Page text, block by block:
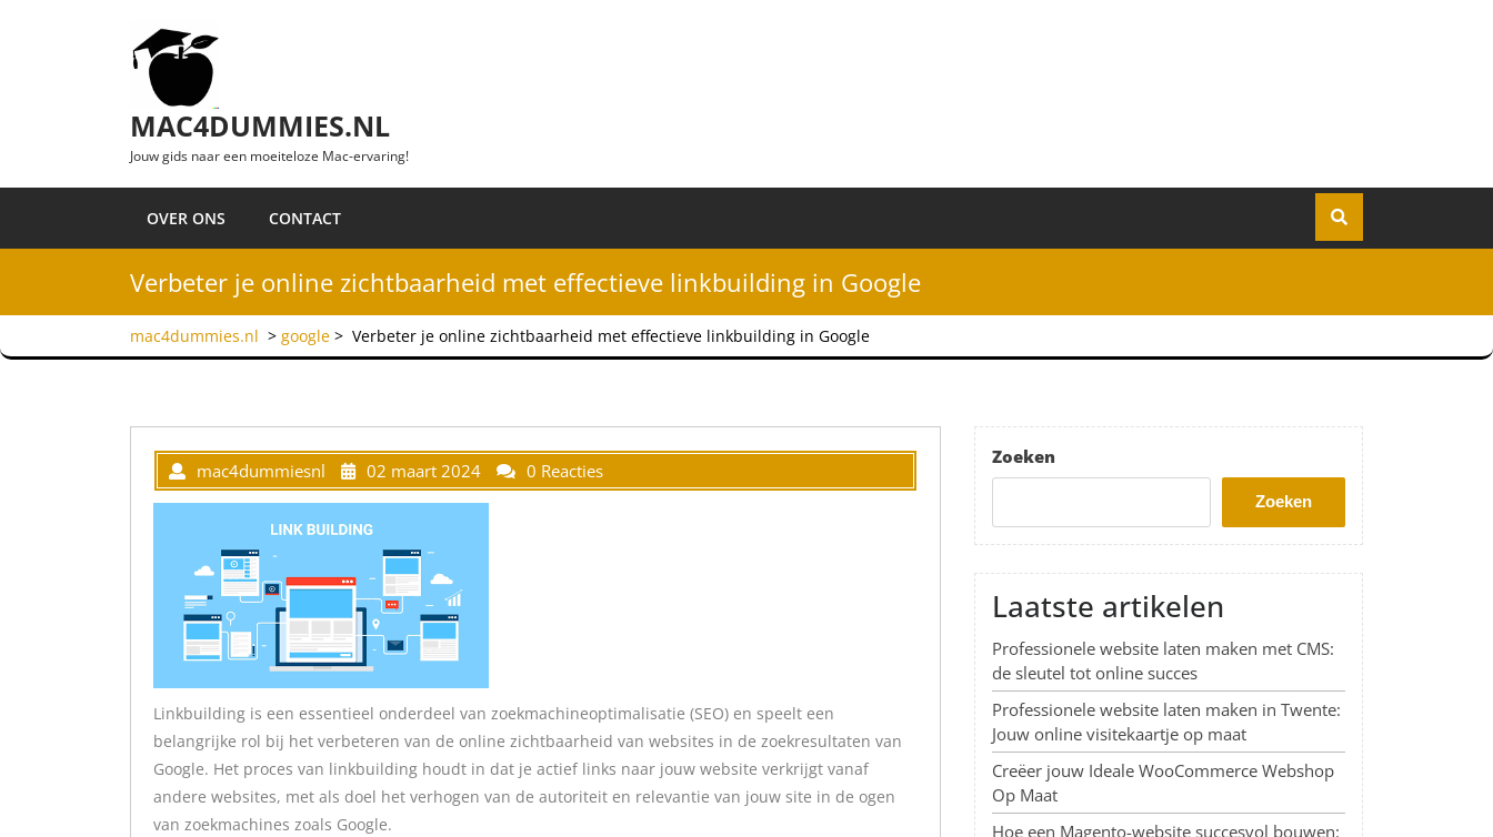
MAC4DUMMIES.NL
Jouw gids naar een moeiteloze Mac-ervaring!
OVER ONS CONTACT
Verbeter je online zichtbaarheid met effectieve linkbuilding in Google
mac4dummies.nl > google > Verbeter je online zichtbaarheid met effectieve linkbuilding in Google
mac4dummiesnl 02 maart 2024 0 Reacties
Linkbuilding is een essentieel onderdeel van zoekmachineoptimalisatie (SEO) en speelt een
belangrijke rol bij het verbeteren van de online zichtbaarheid van websites in de zoekresultaten van
Google. Het proces van linkbuilding houdt in dat je actief links naar jouw website verkrijgt vanaf
andere websites, met als doel het verhogen van de autoriteit en relevantie van jouw site in de ogen
van zoekmachines zoals Google.
Zoeken
Zoeken
Laatste artikelen
Professionele website laten maken met CMS:
de sleutel tot online succes
Professionele website laten maken in Twente:
Jouw online visitekaartje op maat
Creëer jouw Ideale WooCommerce Webshop
Op Maat
Hoe een Magento-website succesvol bouwen: